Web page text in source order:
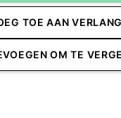
TOE AAN
OM TE